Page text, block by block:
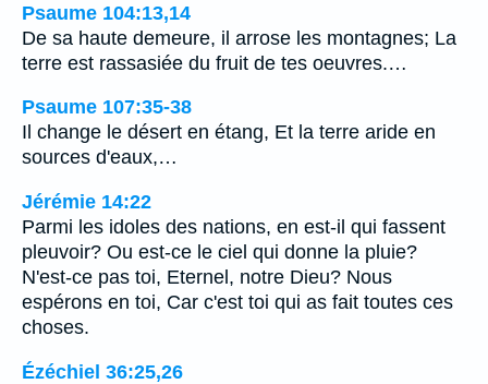
Psaume 104:13,14
De sa haute demeure, il arrose les montagnes; La
terre est rassasiée du fruit de tes oeuvres.…
Psaume 107:35-38
Il change le désert en étang, Et la terre aride en
sources d'eaux,…
Jérémie 14:22
Parmi les idoles des nations, en est-il qui fassent
pleuvoir? Ou est-ce le ciel qui donne la pluie?
N'est-ce pas toi, Eternel, notre Dieu? Nous
espérons en toi, Car c'est toi qui as fait toutes ces
choses.
Ézéchiel 36:25,26